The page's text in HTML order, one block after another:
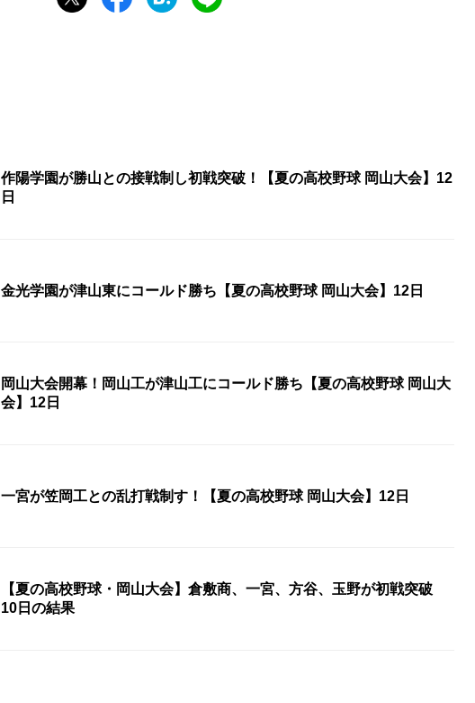
作陽学園が勝山との接戦制し初戦突破！【夏の高校野球 岡山大会】12
日
金光学園が津山東にコールド勝ち【夏の高校野球 岡山大会】12日
岡山大会開幕！岡山工が津山工にコールド勝ち【夏の高校野球 岡山大
会】12日
一宮が笠岡工との乱打戦制す！【夏の高校野球 岡山大会】12日
【夏の高校野球・岡山大会】倉敷商、一宮、方谷、玉野が初戦突破
10日の結果